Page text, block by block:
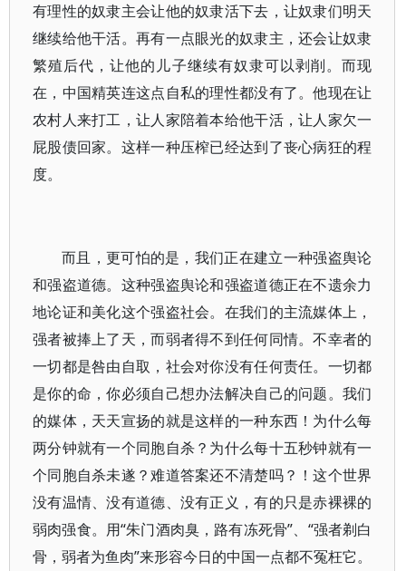
有理性的奴隶主会让他的奴隶活下去，让奴隶们明天
继续给他干活。再有一点眼光的奴隶主，还会让奴隶
繁殖后代，让他的儿子继续有奴隶可以剥削。而现
在，中国精英连这点自私的理性都没有了。他现在让
农村人来打工，让人家陪着本给他干活，让人家欠一
屁股债回家。这样一种压榨已经达到了丧心病狂的程
度。
而且，更可怕的是，我们正在建立一种强盗舆论
和强盗道德。这种强盗舆论和强盗道德正在不遗余力
地论证和美化这个强盗社会。在我们的主流媒体上，
强者被捧上了天，而弱者得不到任何同情。不幸者的
一切都是咎由自取，社会对你没有任何责任。一切都
是你的命，你必须自己想办法解决自己的问题。我们
的媒体，天天宣扬的就是这样的一种东西！为什么每
两分钟就有一个同胞自杀？为什么每十五秒钟就有一
个同胞自杀未遂？难道答案还不清楚吗？！这个世界
没有温情、没有道德、没有正义，有的只是赤裸裸的
弱肉强食。用“朱门酒肉臭，路有冻死骨”、“强者剃白
骨，弱者为鱼肉”来形容今日的中国一点都不冤枉它。